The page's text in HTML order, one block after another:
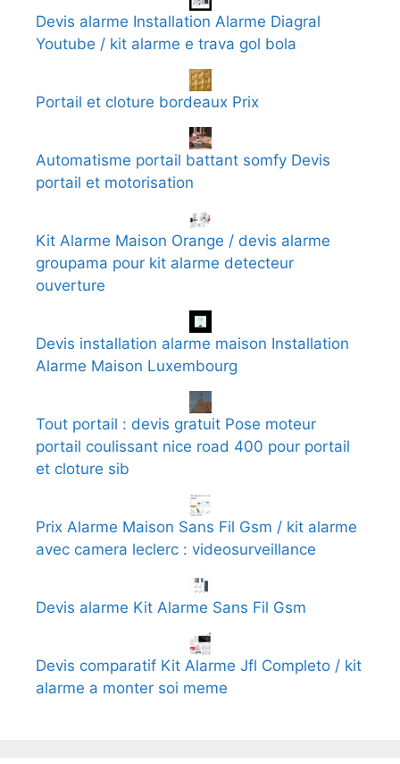
Devis alarme Installation Alarme Diagral
Youtube / kit alarme e trava gol bola
Portail et cloture bordeaux Prix
Automatisme portail battant somfy Devis
portail et motorisation
Kit Alarme Maison Orange / devis alarme
groupama pour kit alarme detecteur
ouverture
Devis installation alarme maison Installation
Alarme Maison Luxembourg
Tout portail : devis gratuit Pose moteur
portail coulissant nice road 400 pour portail
et cloture sib
Prix Alarme Maison Sans Fil Gsm / kit alarme
avec camera leclerc : videosurveillance
Devis alarme Kit Alarme Sans Fil Gsm
Devis comparatif Kit Alarme Jfl Completo / kit
alarme a monter soi meme